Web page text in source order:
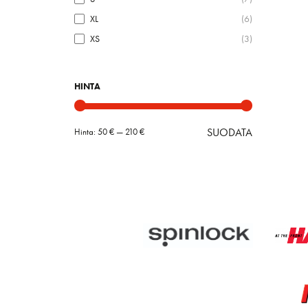
XL
(6)
XS
(3)
HINTA
Minimihinta
SUODATA
Hinta: 50 €— 210 €